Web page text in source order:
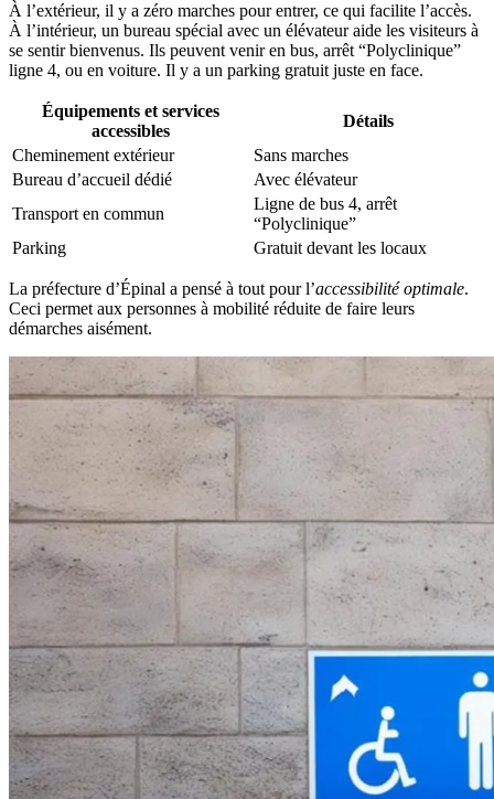
À l’extérieur, il y a zéro marches pour entrer, ce qui facilite l’accès.
À l’intérieur, un bureau spécial avec un élévateur aide les visiteurs à
se sentir bienvenus. Ils peuvent venir en bus, arrêt “Polyclinique”
ligne 4, ou en voiture. Il y a un parking gratuit juste en face.
Équipements et services
accessibles
Détails
Cheminement extérieur
Sans marches
Bureau d’accueil dédié
Avec élévateur
Transport en commun
Ligne de bus 4, arrêt
“Polyclinique”
Parking
Gratuit devant les locaux
La préfecture d’Épinal a pensé à tout pour l’accessibilité optimale.
Ceci permet aux personnes à mobilité réduite de faire leurs
démarches aisément.